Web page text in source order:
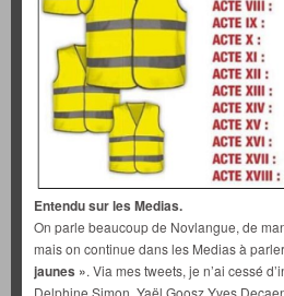
Entendu sur les Medias.
On parle beaucoup de Novlangue, de
mais on continue dans les Medias à
jaunes ». Via mes tweets, je n’ai cessé
Delphine Simon, Yaël Goosz Yves